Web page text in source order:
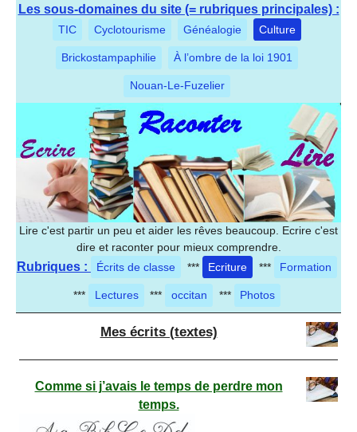
Les sous-domaines du site (= rubriques principales) :
TIC Cyclotourisme Généalogie Culture
Brickostampaphilie À l’ombre de la loi 1901
Nouan-Le-Fuzelier
Lire c'est partir un peu et aider les rêves beaucoup. Ecrire c'est
dire et raconter pour mieux comprendre.
Rubriques : Écrits de classe *** Ecriture *** Formation
*** Lectures *** occitan *** Photos
Mes écrits (textes)
Comme si j’avais le temps de perdre mon
temps.